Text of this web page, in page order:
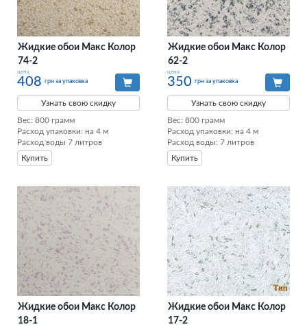
Жидкие обои Макс Колор
74-2
цена
408 грн за упаковка
Узнать свою скидку
Вес: 800 грамм
Расход упаковки: на 4 м
Расход воды 7 литров
Купить
Жидкие обои Макс Колор
62-2
цена
350 грн за упаковка
Узнать свою скидку
Вес: 800 грамм
Расход упаковки: на 4 м
Расход воды: 7 литров
Купить
Жидкие обои Макс Колор
18-1
Жидкие обои Макс Колор
17-2